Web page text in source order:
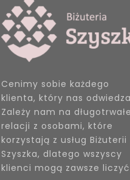
Cenimy sobie każdego
klienta, który nas
Zależy nam na
relacji z osobami, które
korzystają z usług Biżuterii
Szyszka, dlatego wszyscy
klienci mogą zawsze